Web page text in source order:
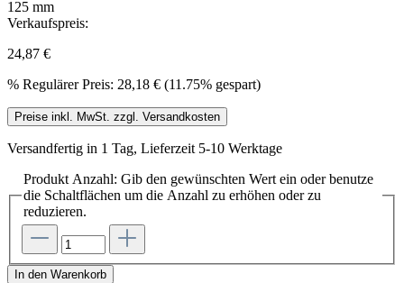
Verkaufspreis:
24,87 €
% Regulärer Preis: 28,18 € (11.75% gespart)
Preise inkl. MwSt. zzgl. Versandkosten
Versandfertig in 1 Tag, Lieferzeit 5-10 Werktage
Produkt Anzahl: Gib den gewünschten Wert ein oder benutze
die Schaltflächen um die Anzahl zu erhöhen oder zu
reduzieren.
In den Warenkorb